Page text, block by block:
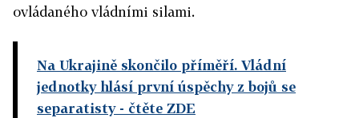
ovládaného vládními silami.
Na Ukrajině skončilo příměří. Vládní
jednotky hlásí první úspěchy z bojů se
separatisty- čtěte ZDE